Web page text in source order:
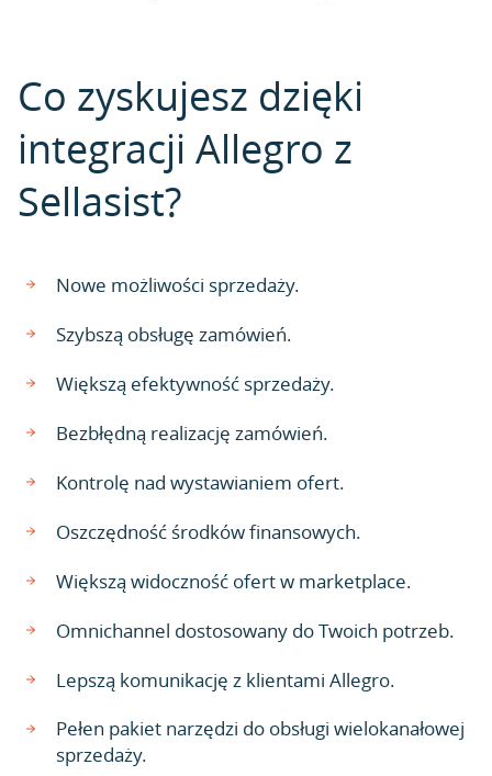
Co zyskujesz dzięki
integracji Allegro z
Sellasist?
Nowe możliwości sprzedaży.
Szybszą obsługę zamówień.
Większą efektywność sprzedaży.
Bezbłędną realizację zamówień.
Kontrolę nad wystawianiem ofert.
Oszczędność środków finansowych.
Większą widoczność ofert w marketplace.
Omnichannel dostosowany do Twoich potrzeb.
Lepszą komunikację z klientami Allegro.
Pełen pakiet narzędzi do obsługi wielokanałowej
sprzedaży.